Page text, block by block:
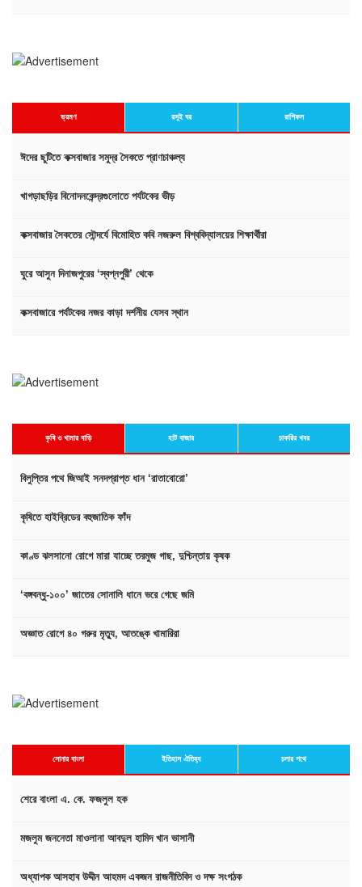
ভ্রমণ রসুই ঘর রাশিফল
ঈদের ছুটিতে কক্সবাজার সমুদ্র সৈকতে প্রাণচাঞ্চল্য
খাগড়াছড়ির বিনোদনকেন্দ্রগুলোতে পর্যটকের ভীড়
কক্সবাজার সৈকতের সৌন্দর্যে বিমোহিত কবি নজরুল বিশ্ববিদ্যালয়ের শিক্ষার্থীরা
ঘুরে আসুন দিনাজপুরের ‘স্বপ্নপুরী’ থেকে
কক্সবাজারে পর্যটকের নজর কাড়া দর্শনীয় যেসব স্থান
কৃষি ও খামার বাড়ি হাট বাজার চাকরির খবর
বিলুপ্তির পথে জিআই সনদপ্রাপ্ত ধান ‘রাতাবোরো’
কৃষিতে হাইব্রিডের বহুজাতিক ফাঁদ
কাণ্ড ঝলসানো রোগে মারা যাচ্ছে তরমুজ গাছ, দুশ্চিন্তায় কৃষক
‘বঙ্গবন্ধু-১০০’ জাতের সোনালি ধানে ভরে গেছে জমি
অজ্ঞাত রোগে ৪০ গরুর মৃত্যু, আতঙ্কে খামারিরা
সোনার বাংলা ইতিহাস ঐতিহ্য চলার পথে
শেরে বাংলা এ. কে. ফজলুল হক
মজলুম জননেতা মাওলানা আবদুল হামিদ খান ভাসানী
অধ্যাপক আসহাব উদ্দীন আহমদ একজন রাজনীতিবিদ ও দক্ষ সংগঠক